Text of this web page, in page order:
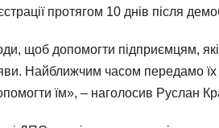
протягом 10 днів після
щоб допомогти підприємцям,
Найближчим часом передамо
їм», – наголосив Руслан